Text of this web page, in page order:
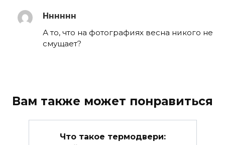
Нннннн
А то, что на фотографиях весна никого не
смущает?
Вам также может понравиться
Что такое термодвери: